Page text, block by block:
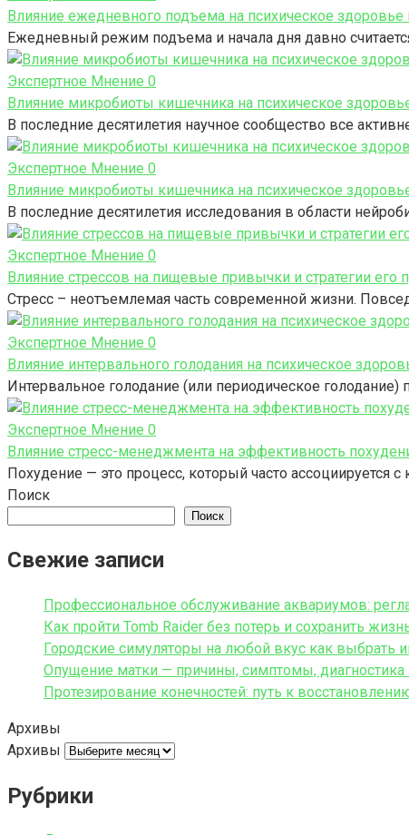
Влияние ежедневного подъема на психическое
Ежедневный режим подъема и начала дня давно
Экспертное Мнение 0
Влияние микробиоты кишечника на психическое
В последние десятилетия научное сообщество все
Экспертное Мнение 0
Влияние микробиоты кишечника на психическое
В последние десятилетия исследования в области
Экспертное Мнение 0
Влияние стрессов на пищевые привычки и стратегии его
Стресс – неотъемлемая часть современной жизни.
Экспертное Мнение 0
Влияние интервального голодания на психическое
Интервальное голодание (или периодическое
Экспертное Мнение 0
Влияние стресс-менеджмента на эффективность
Похудение — это процесс, который часто ассоциируется
Поиск
Поиск
Свежие записи
Профессиональное обслуживание аквариумов:
Как пройти Tomb Raider без потерь и сохранить
Городские симуляторы на любой вкус как выбрать
Опущение матки — причины, симптомы, диагностика
Протезирование конечностей: путь к
Архивы
Архивы
Рубрики